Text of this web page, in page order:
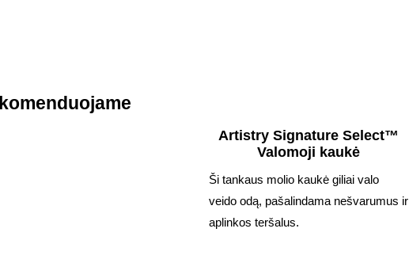
Artistry Signature Select™
Valomoji kaukė
Ši tankaus molio kaukė giliai valo
veido odą, pašalindama nešvarumus ir
aplinkos teršalus.